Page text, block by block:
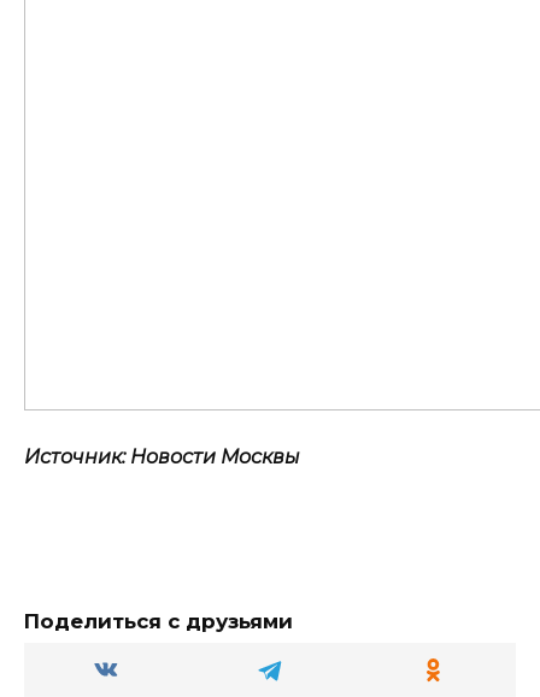
Источник: Новости Москвы
Поделиться с друзьями